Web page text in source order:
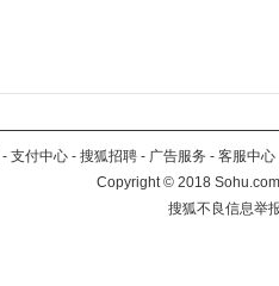
- 支付中心 - 搜狐招聘 - 广告服务 - 客服中心
Copyright©2018
搜狐不良信息举